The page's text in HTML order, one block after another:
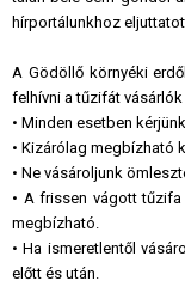
hírportálunkhoz
A Gödöllő környéki
felhívni a tűzifát
• Minden esetben
• Kizárólag megbízható
• Ne vásároljunk
• A frissen vágott
megbízható.
• Ha ismeretlentől
előtt és után.